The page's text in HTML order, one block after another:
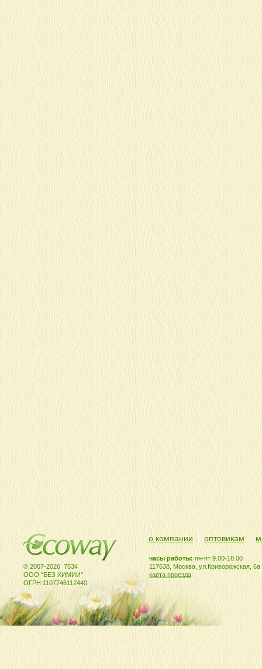
© 2007-2026 7534
ООО "БЕЗ ХИМИИ"
ОГРН 1107746112440
часы работы: пн-пт 9.00-18.00
117638, Москва, ул.Криворожская, 6а
карта проезда
о компании оптовикам